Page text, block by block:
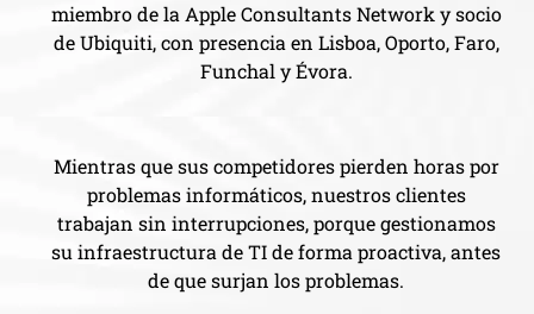
miembro de la Apple Consultants Network y socio
de Ubiquiti, con presencia en Lisboa, Oporto, Faro,
Funchal y Évora.
Mientras que sus competidores pierden horas por
problemas informáticos, nuestros clientes
trabajan sin interrupciones, porque gestionamos
su infraestructura de TI de forma proactiva, antes
de que surjan los problemas.